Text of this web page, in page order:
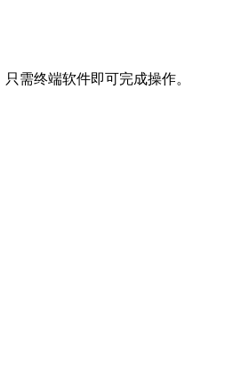
需终端软件即可完成操作。